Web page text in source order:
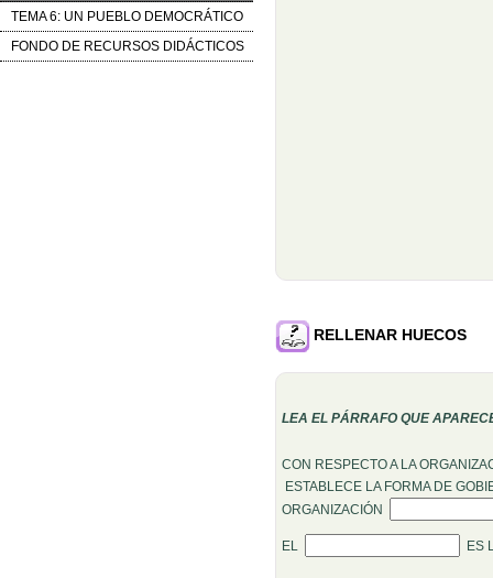
TEMA 6: UN PUEBLO DEMOCRÁTICO
FONDO DE RECURSOS DIDÁCTICOS
RELLENAR HUECOS
LEA EL PÁRRAFO QUE
CON RESPECTO A LA
ESTABLECE LA FORMA DE
ORGANIZACIÓN
EL ES